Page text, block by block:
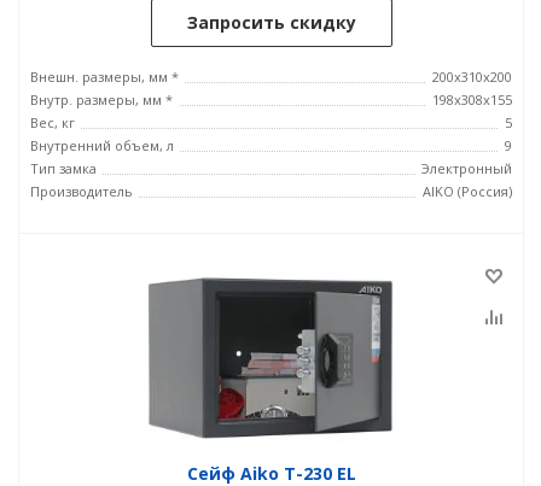
Запросить скидку
Внешн. размеры, мм *
200x310x200
Внутр. размеры, мм *
198x308x155
Вес, кг
5
Внутренний объем, л
9
Тип замка
Электронный
Производитель
AIKO (Россия)
Сейф Aiko T-230 EL